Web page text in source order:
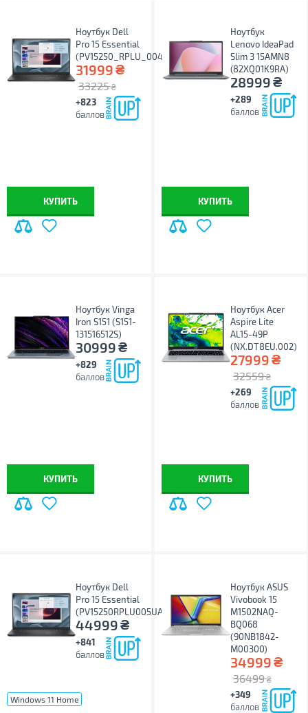
Ноутбук Dell
Pro 15 Essential
(PV15250_RPLU_004_P)
31999₴
33225 ₴
+823
баллов
КУПИТЬ
Ноутбук
Lenovo IdeaPad
Slim 3 15AMN8
(82XQ01K9RA)
28999₴
+289
баллов
КУПИТЬ
Ноутбук Vinga
Iron S151 (S151-
131516512S)
30999₴
+829
баллов
КУПИТЬ
Ноутбук Acer
Aspire Lite
AL15-49P
(NX.DT8EU.002)
27999₴
32559 ₴
+269
баллов
КУПИТЬ
Ноутбук Dell
Pro 15 Essential
(PV15250RPLU005UA_W11P)
44999₴
+841
баллов
Windows 11 Home
Ноутбук ASUS
Vivobook 15
M1502NAQ-
BQ068
(90NB1842-
M00300)
34999₴
36499 ₴
+349
баллов